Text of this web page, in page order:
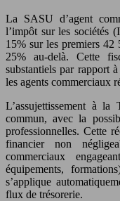
La SASU d’agent
l’impôt sur les sociétés
15% sur les premiers 42
25% au-delà. Cette
substantiels par rapport
les agents commerciaux
L’assujettissement à
commun, avec la
professionnelles. Cette
financier non
commerciaux
équipements,
s’applique
flux de trésorerie.